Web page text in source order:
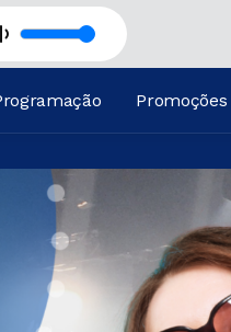
CAST com Marcelo Minard
DO BRASIL
Promoções